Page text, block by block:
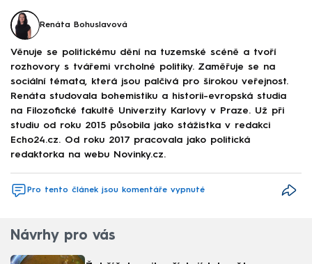
Renáta Bohuslavová
Věnuje se politickému dění na tuzemské scéně a tvoří
rozhovory s tvářemi vrcholné politiky. Zaměřuje se na
sociální témata, která jsou palčivá pro širokou veřejnost.
Renáta studovala bohemistiku a historii-evropská studia
na Filozofické fakultě Univerzity Karlovy v Praze. Už při
studiu od roku 2015 působila jako stážistka v redakci
Echo24.cz. Od roku 2017 pracovala jako politická
redaktorka na webu Novinky.cz.
Pro tento článek jsou komentáře vypnuté
Návrhy pro vás